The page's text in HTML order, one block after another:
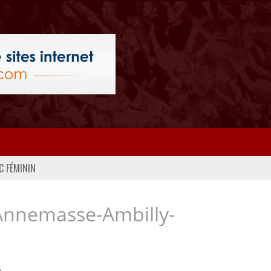
FÉMININ
Ambilly-